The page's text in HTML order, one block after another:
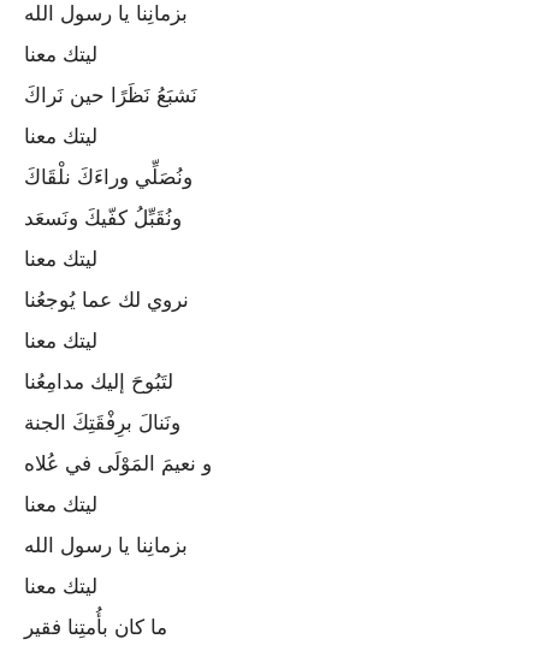
بزمانِنا يا رسول الله
ليتك معنا
نَشبَعُ نَظَرًا حين نَراكَ
ليتك معنا
ونُصَلِّي وراءَكَ نلْقَاكَ
ونُقَبِّلُ كفّيكَ ونَسعَد
ليتك معنا
نروي لك عما يُوجعُنا
ليتك معنا
لتَبُوحَ إليك مدامِعُنا
ونَنالَ برِفْقَتِكَ الجنة
و نعيمَ المَوْلَى في عُلاه
ليتك معنا
بزمانِنا يا رسول الله
ليتك معنا
ما كان بأُمتِنا فقير